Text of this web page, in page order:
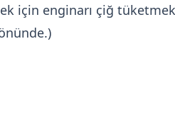
için enginarı çiğ